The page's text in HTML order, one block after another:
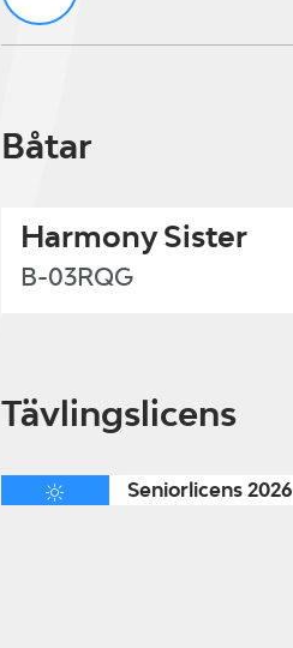
Båtar
Harmony Sister
B-03RQG
Tävlingslicens
Seniorlicens 2026